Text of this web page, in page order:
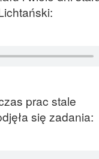
prac stale
się zadania: